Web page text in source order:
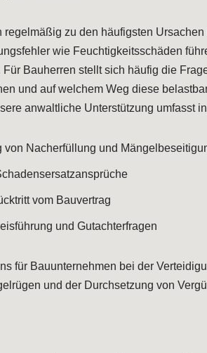
regelmäßig zu den häufigsten Ursachen
wie Feuchtigkeitsschäden
Bauherren stellt sich häufig die
und auf welchem Weg diese
anwaltliche Unterstützung umfasst
von Nacherfüllung und
vom Bauvertrag
und Gutachterfragen
für Bauunternehmen bei der
und der Durchsetzung von